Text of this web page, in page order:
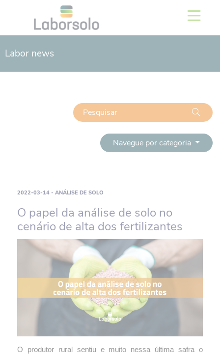
Labor news
Navegue por categoria
2022-03-14 - ANÁLISE DE SOLO
O papel da análise de solo no
cenário de alta dos fertilizantes
O produtor rural sentiu e muito nessa última safra o